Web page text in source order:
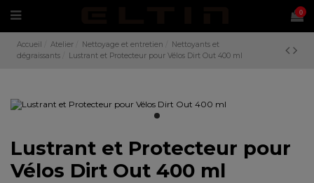
0
Accueil Atelier Nettoyage et entretien
Nettoyants et
dégraissants
Lustrant et Protecteur pour Vélos Dirt Out 400 ml
Lustrant et Protecteur pour
Vélos Dirt Out 400 ml